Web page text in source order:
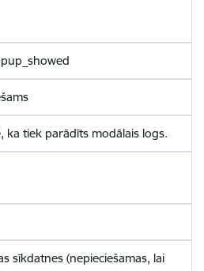
ka tiek parādīts modālais logs.
sīkdatnes (nepieciešamas, lai